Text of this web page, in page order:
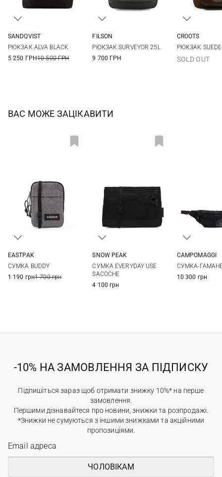
26Х37Х11СМ
SANDQVIST
РЮКЗАК ALVA BLACK
5 250 ГРН10 500 ГРН
FILSON
РЮКЗАК SURVEYOR 25L
9 700 ГРН
CROOTS
РЮКЗАК SUEDE
SOLD OUT
ВАС МОЖЕ ЗАЦІКАВИТИ
EASTPAK
СУМКА BUDDY
1 190 грн1 700 грн
SNOW PEAK
СУМКА EVERYDAY USE
SACOCHE
4 100 грн
CAMPOMAGGI
СУМКА-
10 300 грн
-10% НА ЗАМОВЛЕННЯ ЗА ПІДПИСКУ
Підпишіться зараз щоб отримати знижку 10%* на перше
замовлення.
Першими дізнавайтеся про новини, знижки та розпродажі.
*Знижки не сумуються з іншими знижками та акційними
пропозиціями.
ЧОЛОВІКАМ